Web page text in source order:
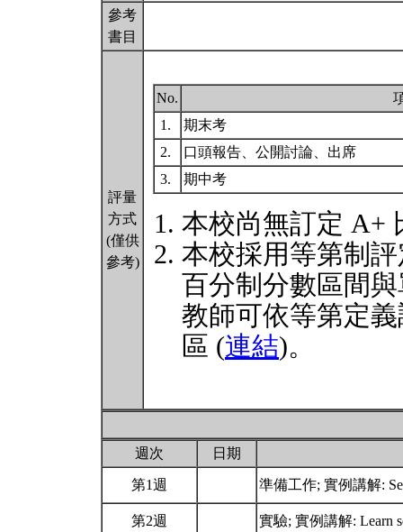
參考
書目
評量
方式
(僅供
參考)
No.
1.
期末考
2.
口頭報告、公開討論、出席
3.
期中考
本校尚無訂定 A+
本校採用等第制
百分制分數區間
教師可依等第定
區 (連結)。
週次 日期
第1週 準備工作; 實例講解:
第2週 實驗; 實例講解: Learn